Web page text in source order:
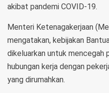
akibat pandemi COVID-19.
Menteri Ketenagakerjaan
mengatakan, kebijakan
dikeluarkan untuk mencegah
hubungan kerja dengan
yang dirumahkan.